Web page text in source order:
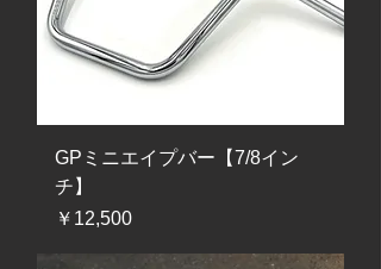
GPミニエイプバー【7/8イン
チ】
価格
￥12,500